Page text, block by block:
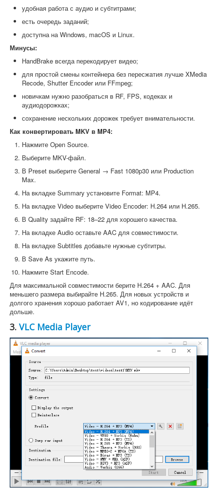
удобная работа с аудио и субтитрами;
есть очередь заданий;
доступна на Windows, macOS и Linux.
Минусы:
HandBrake всегда перекодирует видео;
для простой смены контейнера без пересжатия лучше XMedia
Recode, Shutter Encoder или FFmpeg;
новичкам нужно разобраться в RF, FPS, кодеках и
аудиодорожках;
сохранение нескольких дорожек требует внимательности.
Как конвертировать MKV в MP4:
Нажмите Open Source.
Выберите MKV-файл.
В Preset выберите General → Fast 1080p30 или Production
Max.
На вкладке Summary установите Format: MP4.
На вкладке Video выберите Video Encoder: H.264 или H.265.
В Quality задайте RF: 18–22 для хорошего качества.
На вкладке Audio оставьте AAC для совместимости.
На вкладке Subtitles добавьте нужные субтитры.
В Save As укажите путь.
Нажмите Start Encode.
Для максимальной совместимости берите H.264 + AAC. Для
меньшего размера выбирайте H.265. Для новых устройств и
долгого хранения хорошо работает AV1, но кодирование идёт
дольше.
3. VLC Media Player